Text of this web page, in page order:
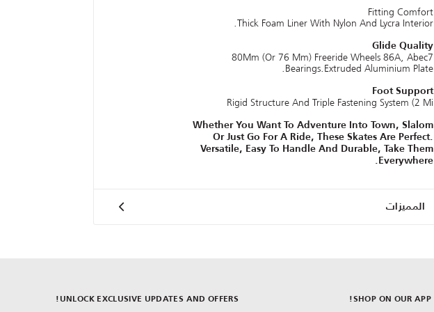
Fitting Comfort
Thick Foam Liner With Nylon And Lycra Interior.
Glide Quality
80Mm (Or 76 Mm) Freeride Wheels 86A, Abec7
Bearings.Extruded Aluminium Plate.
Foot Support
Rigid Structure And Triple Fastening System (2 Mi
Whether You Want To Adventure Into Town, Slalom
Or Just Go For A Ride, These Skates Are Perfect.
Versatile, Easy To Handle And Durable, Take Them
Everywhere.
المميزات
SHOP ON OUR APP!
UNLOCK EXCLUSIVE UPDATES AND OFFERS!